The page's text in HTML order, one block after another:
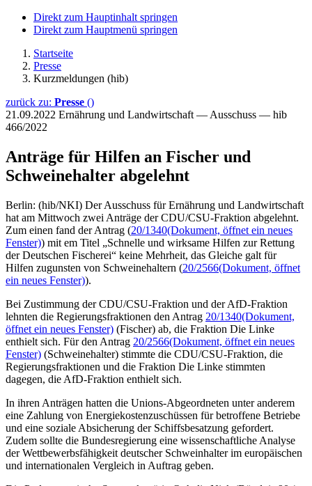
Direkt zum Hauptinhalt springen
Direkt zum Hauptmenü springen
Startseite
Presse
Kurzmeldungen (hib)
zurück zu: Presse ()
21.09.2022 Ernährung und Landwirtschaft — Ausschuss — hib
466/2022
Anträge für Hilfen an Fischer und
Schweinehalter abgelehnt
Berlin: (hib/NKI) Der Ausschuss für Ernährung und Landwirtschaft
hat am Mittwoch zwei Anträge der CDU/CSU-Fraktion abgelehnt.
Zum einen fand der Antrag (20/1340(Dokument, öffnet ein neues
Fenster)) mit em Titel „Schnelle und wirksame Hilfen zur Rettung
der Deutschen Fischerei“ keine Mehrheit, das Gleiche galt für
Hilfen zugunsten von Schweinehaltern (20/2566(Dokument, öffnet
ein neues Fenster)).
Bei Zustimmung der CDU/CSU-Fraktion und der AfD-Fraktion
lehnten die Regierungsfraktionen den Antrag 20/1340(Dokument,
öffnet ein neues Fenster) (Fischer) ab, die Fraktion Die Linke
enthielt sich. Für den Antrag 20/2566(Dokument, öffnet ein neues
Fenster) (Schweinehalter) stimmte die CDU/CSU-Fraktion, die
Regierungsfraktionen und die Fraktion Die Linke stimmten
dagegen, die AfD-Fraktion enthielt sich.
In ihren Anträgen hatten die Unions-Abgeordneten unter anderem
eine Zahlung von Energiekostenzuschüssen für betroffene Betriebe
und eine soziale Absicherung der Schiffsbesatzung gefordert.
Zudem sollte die Bundesregierung eine wissenschaftliche Analyse
der Wettbewerbsfähigkeit deutscher Schweinhalter im europäischen
und internationalen Vergleich in Auftrag geben.